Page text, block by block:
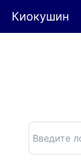
Киокушин